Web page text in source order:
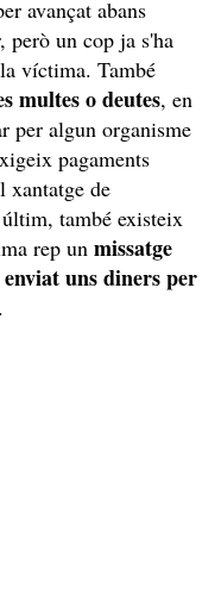
avançat abans
però un cop ja s'ha
víctima. També
multes o deutes, en
per algun organisme
pagaments
xantatge de
també existeix
rep un missatge
uns diners per
.